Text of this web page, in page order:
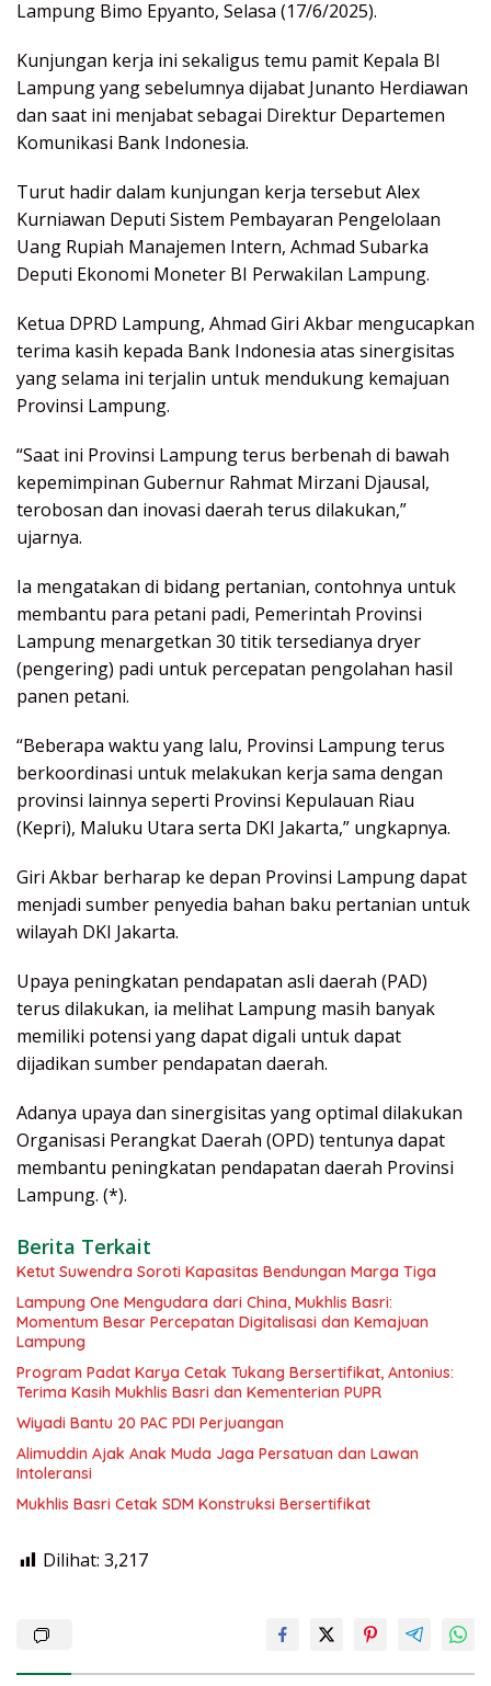
Lampung Bimo Epyanto, Selasa (17/6/2025).
Kunjungan kerja ini sekaligus temu pamit Kepala BI
Lampung yang sebelumnya dijabat Junanto Herdiawan
dan saat ini menjabat sebagai Direktur Departemen
Komunikasi Bank Indonesia.
Turut hadir dalam kunjungan kerja tersebut Alex
Kurniawan Deputi Sistem Pembayaran Pengelolaan
Uang Rupiah Manajemen Intern, Achmad Subarka
Deputi Ekonomi Moneter BI Perwakilan Lampung.
Ketua DPRD Lampung, Ahmad Giri Akbar mengucapkan
terima kasih kepada Bank Indonesia atas sinergisitas
yang selama ini terjalin untuk mendukung kemajuan
Provinsi Lampung.
“Saat ini Provinsi Lampung terus berbenah di bawah
kepemimpinan Gubernur Rahmat Mirzani Djausal,
terobosan dan inovasi daerah terus dilakukan,”
ujarnya.
Ia mengatakan di bidang pertanian, contohnya untuk
membantu para petani padi, Pemerintah Provinsi
Lampung menargetkan 30 titik tersedianya dryer
(pengering) padi untuk percepatan pengolahan hasil
panen petani.
“Beberapa waktu yang lalu, Provinsi Lampung terus
berkoordinasi untuk melakukan kerja sama dengan
provinsi lainnya seperti Provinsi Kepulauan Riau
(Kepri), Maluku Utara serta DKI Jakarta,” ungkapnya.
Giri Akbar berharap ke depan Provinsi Lampung dapat
menjadi sumber penyedia bahan baku pertanian untuk
wilayah DKI Jakarta.
Upaya peningkatan pendapatan asli daerah (PAD)
terus dilakukan, ia melihat Lampung masih banyak
memiliki potensi yang dapat digali untuk dapat
dijadikan sumber pendapatan daerah.
Adanya upaya dan sinergisitas yang optimal dilakukan
Organisasi Perangkat Daerah (OPD) tentunya dapat
membantu peningkatan pendapatan daerah Provinsi
Lampung. (*).
Berita Terkait
Ketut Suwendra Soroti Kapasitas Bendungan Marga Tiga
Lampung One Mengudara dari China, Mukhlis Basri:
Momentum Besar Percepatan Digitalisasi dan Kemajuan
Lampung
Program Padat Karya Cetak Tukang Bersertifikat, Antonius:
Terima Kasih Mukhlis Basri dan Kementerian PUPR
Wiyadi Bantu 20 PAC PDI Perjuangan
Alimuddin Ajak Anak Muda Jaga Persatuan dan Lawan
Intoleransi
Mukhlis Basri Cetak SDM Konstruksi Bersertifikat
Dilihat: 3,217